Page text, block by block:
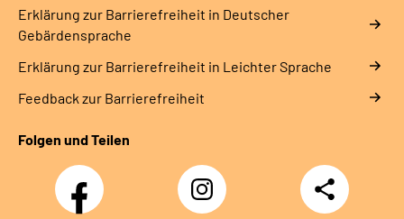
Erklärung zur Barrierefreiheit in Deutscher
Gebärdensprache
Erklärung zur Barrierefreiheit in Leichter Sprache
Feedback zur Barrierefreiheit
Folgen und Teilen
Facebook
Instagram
DRV
Nachwuchskräfte
Teilen